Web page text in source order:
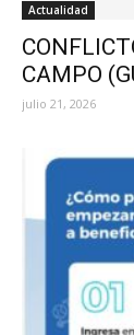
Actualidad
CAMPO
julio 21, 2026